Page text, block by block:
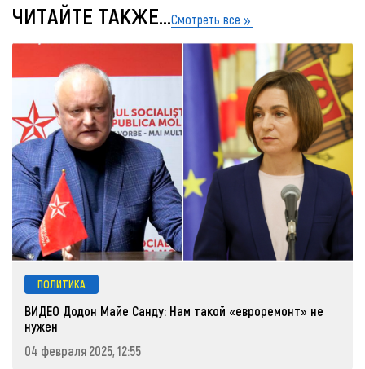
ЧИТАЙТЕ ТАКЖЕ...Смотреть все
ПОЛИТИКА
ВИДЕО Додон Майе Санду: Нам такой «евроремонт» не
нужен
04 февраля 2025, 12:55